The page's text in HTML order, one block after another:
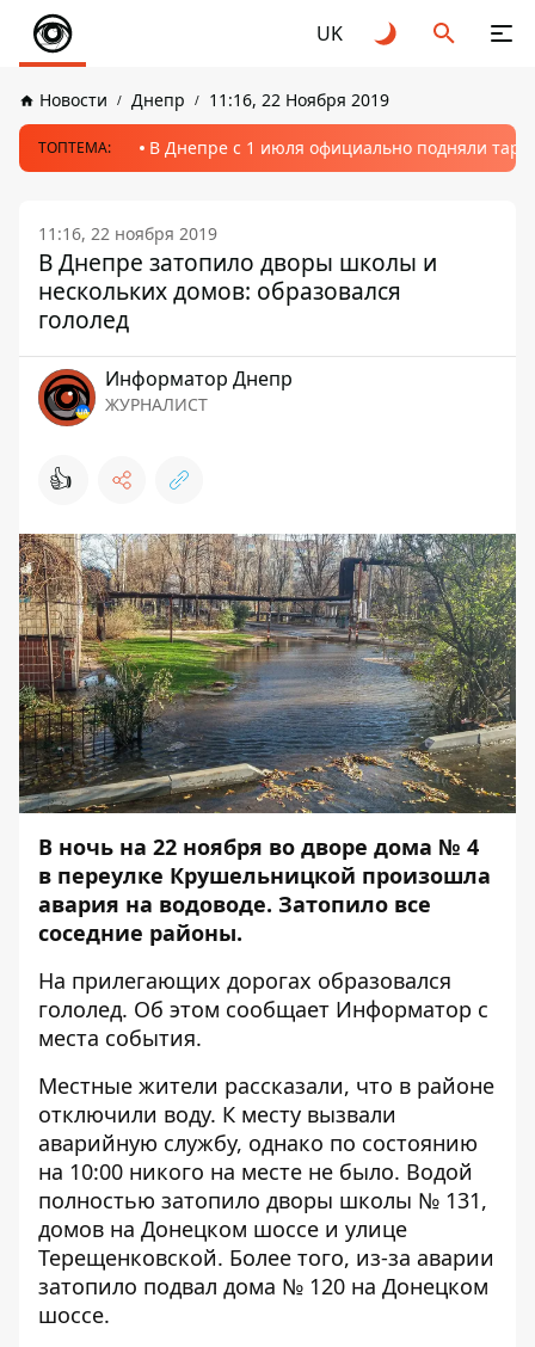
UK
Новости Днепр 11:16, 22 Ноября 2019
ТОПТЕМА: В Днепре с 1 июля официально подняли
11:16, 22 ноября 2019
В Днепре затопило дворы школы и
нескольких домов: образовался
гололед
Информатор Днепр
ЖУРНАЛИСТ
👍
В ночь на 22 ноября во дворе дома № 4
в переулке Крушельницкой произошла
авария на водоводе. Затопило все
соседние районы.
На прилегающих дорогах образовался
гололед. Об этом сообщает Информатор с
места события.
Местные жители рассказали, что в районе
отключили воду. К месту вызвали
аварийную службу, однако по состоянию
на 10:00 никого на месте не было. Водой
полностью затопило дворы школы № 131,
домов на Донецком шоссе и улице
Терещенковской. Более того, из-за аварии
затопило подвал дома № 120 на Донецком
шоссе.